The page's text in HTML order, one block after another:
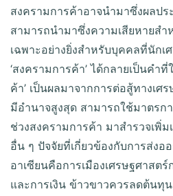
สงครามการค้าอาจนำมาซึ่งผลป
สามารถนำมาซึ่งความเสียหายสำ
เฉพาะอย่างยิ่งสำหรับบุคคลที่นักเ
‘สงครามการค้า’ ได้กลายเป็นคำ
ค้า’ เป็นผลมาจากการต่อสู้ทางเศ
มีอำนาจสูงสุด สามารถใช้มาตรก
ช่วงสงครามการค้า มาสำรวจเพิ่
อื่น ๆ ปัจจัยที่เกี่ยวข้องกับการส่งอ
อาเซียนคือการเมืองเศรษฐศาสตร์
และการเงิน ข้าวขาวควรลดต้นทุ